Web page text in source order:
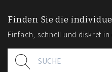
Finden Sie die
Einfach, schnell und diskret in